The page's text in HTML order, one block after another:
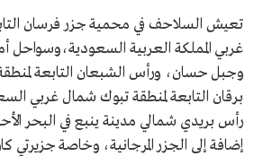
تعيش السلاحف في محمية جزر فرسان
غربي المملكة العربية السعودية،وسواحل
وجبل حسان، ورأس الشبعان التابعة
برقان التابعة لمنطقة تبوك شمال غربي
رأس بريدي شمالي مدينة ينبع في البحر
إضافة إلى الجزر المرجانية، وخاصة جزيرتي